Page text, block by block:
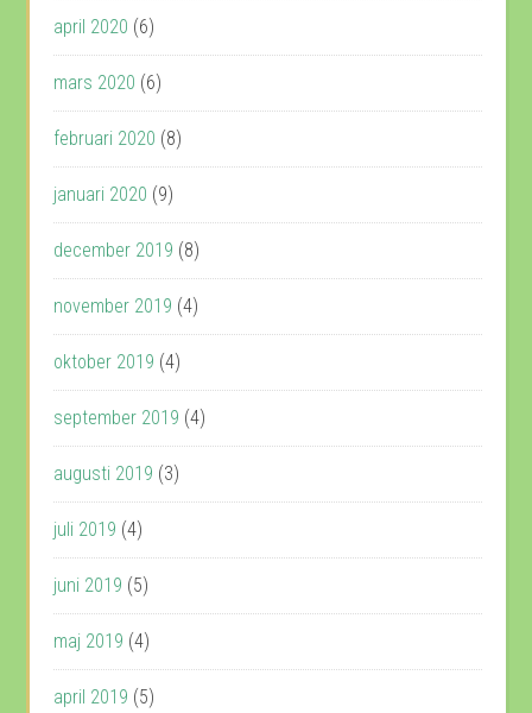
april 2020 (6)
mars 2020 (6)
februari 2020 (8)
januari 2020 (9)
december 2019 (8)
november 2019 (4)
oktober 2019 (4)
september 2019 (4)
augusti 2019 (3)
juli 2019 (4)
juni 2019 (5)
maj 2019 (4)
april 2019 (5)